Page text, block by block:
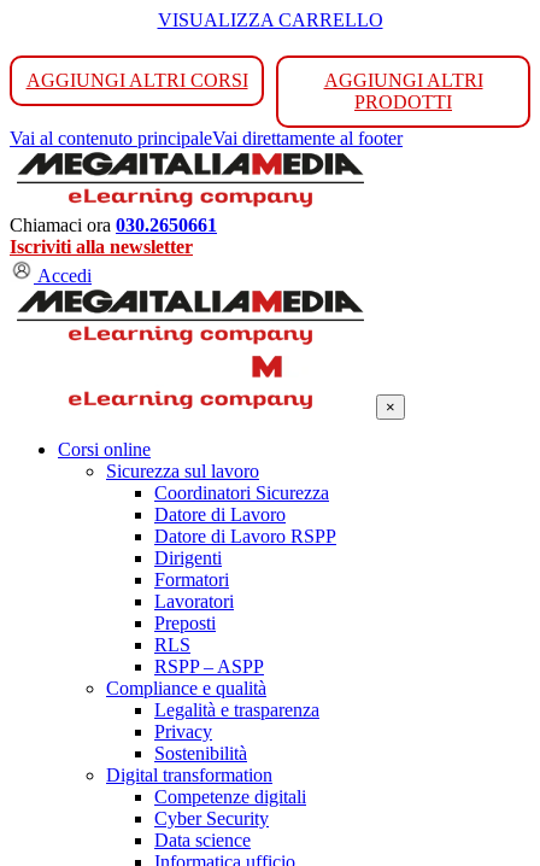
VISUALIZZA CARRELLO
AGGIUNGI ALTRI CORSI
AGGIUNGI ALTRI
PRODOTTI
Vai al contenuto principaleVai direttamente al footer
Chiamaci ora 030.2650661
Iscriviti alla newsletter
Accedi
×
Corsi online
Sicurezza sul lavoro
Coordinatori Sicurezza
Datore di Lavoro
Datore di Lavoro RSPP
Dirigenti
Formatori
Lavoratori
Preposti
RLS
RSPP – ASPP
Compliance e qualità
Legalità e trasparenza
Privacy
Sostenibilità
Digital transformation
Competenze digitali
Cyber Security
Data science
Informatica ufficio